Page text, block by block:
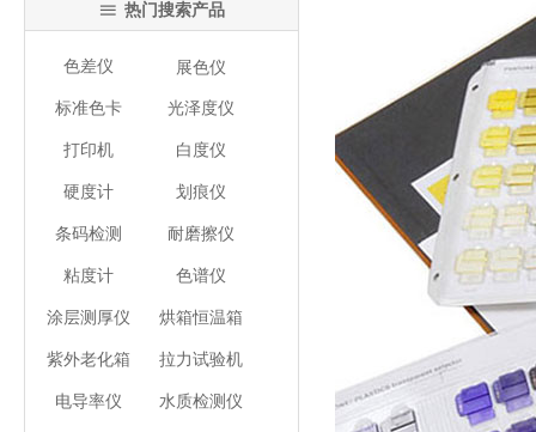
色差仪
ꁔ 热门搜索产品
白度仪
展色仪
条码检测
硬度计
光泽度仪
电导率仪
耐磨擦仪
划痕仪
打印机
粘度计
涂层测厚仪
紫外老化箱
标准色卡
烘箱恒温箱
色谱仪
水质检测仪
拉力试验机